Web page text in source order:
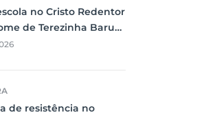
no Cristo Redentor
de Terezinha Baruki
de R$ 8,3
de resistência no